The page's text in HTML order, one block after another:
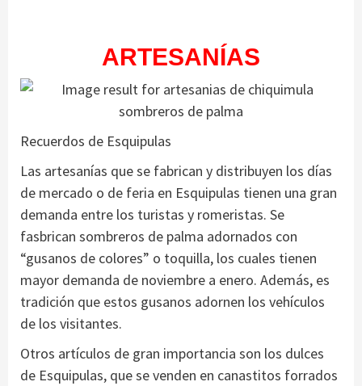
ARTESANÍAS
Recuerdos de Esquipulas
Las artesanías que se fabrican y distribuyen los días
de mercado o de feria en Esquipulas tienen una gran
demanda entre los turistas y romeristas. Se
fasbrican sombreros de palma adornados con
“gusanos de colores” o toquilla, los cuales tienen
mayor demanda de noviembre a enero. Además, es
tradición que estos gusanos adornen los vehículos
de los visitantes.
Otros artículos de gran importancia son los dulces
de Esquipulas, que se venden en canastitos forrados